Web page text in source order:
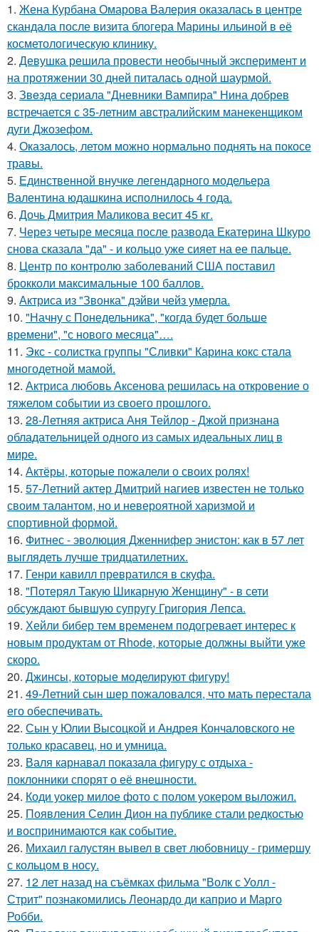
1. Жена Курбана Омарова Валерия оказалась в центре
скандала после визита блогера Марины ильиной в её
косметологическую клинику.
2. Девушка решила провести необычный эксперимент и
на протяжении 30 дней питалась одной шаурмой.
3. Звeздa сериала "Дневники Вампира" Нина добрев
встречается с 35-летним австралийским манекенщиком
дуги Джозефом.
4. Оказалось, летом можно нормально поднять на покосе
травы.
5. Единственной внучке легендарного модельера
Валентина юдашкина исполнилось 4 года.
6. Дочь Дмитрия Маликова весит 45 кг.
7. Через четыре месяца после развода Екатерина Шкуро
снова сказала "да" - и кольцо уже сияет на ее пальце.
8. Центр по контролю заболеваний США поставил
брокколи максимальные 100 баллов.
9. Актриса из "Звонка" дэйви чейз умерла.
10. "Начну с Понедельника", "когда будет больше
времени", "с нового месяца"….
11. Экс - солистка группы "Сливки" Карина кокс стала
многодетной мамой.
12. Актриса любовь Аксенова решилась на откровение о
тяжелом событии из своего прошлого.
13. 28-Летняя актриса Аня Тейлор - Джой признана
обладательницей одного из самых идеальных лиц в
мире.
14. Актёры, которые пожалели о своих ролях!
15. 57-Летний актер Дмитрий нагиев известен не только
своим талантом, но и невероятной харизмой и
спортивной формой.
16. Фитнес - эволюция Дженнифер энистон: как в 57 лет
выглядеть лучше тридцатилетних.
17. Генри кавилл превратился в скуфа.
18. "Потерял Такую Шикарную Женщину" - в сети
обсуждают бывшую супругу Григория Лепса.
19. Хейли бибер тем временем подогревает интерес к
новым продуктам от Rhode, которые должны выйти уже
скоро.
20. Джинсы, которые моделируют фигуру!
21. 49-Летний сын шер пожаловался, что мать перестала
его обеспечивать.
22. Сын у Юлии Высоцкой и Андрея Кончаловского не
только красавец, но и умница.
23. Валя карнавал показала фигуру с отдыха -
поклонники спорят о её внешности.
24. Коди уокер милое фото с полом уокером выложил.
25. Появления Селин Дион на публике стали редкостью
и воспринимаются как событие.
26. Михаил галустян вывел в свет любовницу - гримершу
с кольцом в носу.
27. 12 лет назад на съёмках фильма "Волк с Уолл -
Стрит" познакомились Леонардо ди каприо и Марго
Робби.